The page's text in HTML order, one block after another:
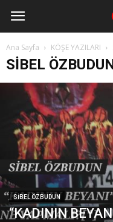
Ana Sayfa KÖŞE YAZILARI
SIBEL
SIBEL ÖZBUDUN
“KADININ